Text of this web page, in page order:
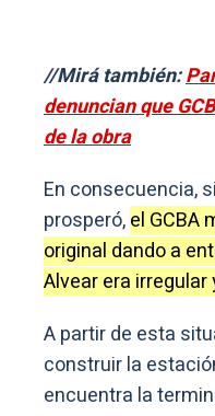
//Mirá también:
denuncian que
de la obra
En consecuencia,
prosperó,el GCBA
original dando a
Alvear era
A partir de esta
construir la
encuentra la